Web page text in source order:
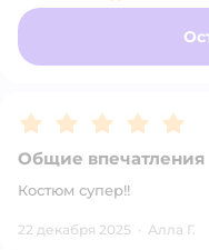
Рейтинг:5
Общие впечатления
Костюм супер!!
22 декабря 2025 · Алла Г.